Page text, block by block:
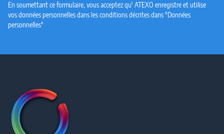
En soumettant ce formulaire, vous acceptez qu' ATEXO enregistre et utilise
vos données personnelles dans les conditions décrites dans "Données
personnelles"